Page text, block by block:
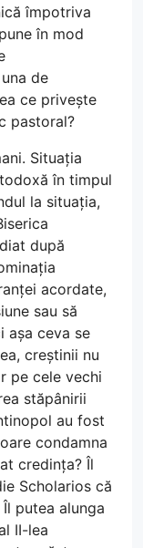
împotriva
în mod
de
ce privește
pastoral?
Situația
în timpul
la situația,
după
acordate,
sau să
așa ceva se
creștinii nu
pe cele vechi
stăpânirii
au fost
condamna
credința? Îl
Scholarios că
putea alunga
II-lea